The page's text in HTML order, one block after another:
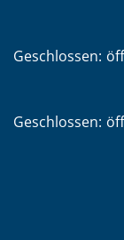
Klicken, um
Geschlossen:
Klicken, um
Geschlossen: